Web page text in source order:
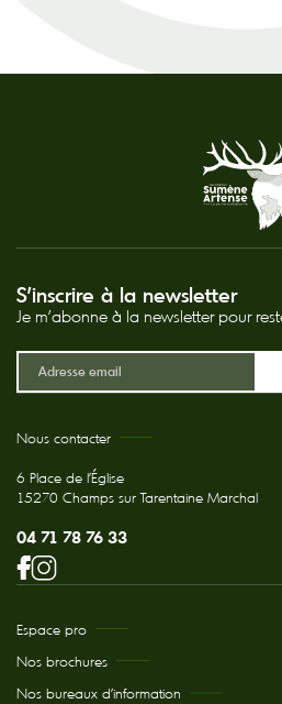
S'inscrire à la newsletter
Je m'abonne à la newsletter pour
Nous contacter
6 Place de l'Église
15270 Champs sur Tarentaine Marchal
04 71 78 76 33
Espace pro
Nos brochures
Nos bureaux d’information